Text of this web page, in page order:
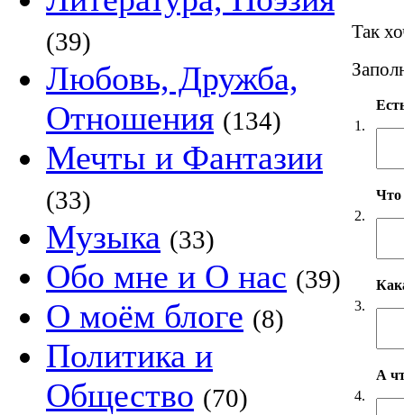
(39)
Любовь, Дружба,
Отношения (134)
Мечты и Фантазии
(33)
Музыка (33)
Обо мне и О нас (39)
О моём блоге (8)
Политика и
Общество (70)
Так
1.
2.
Что
3.
4.
А